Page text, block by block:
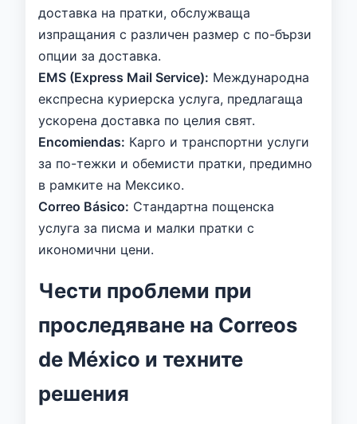
доставка на пратки, обслужваща
изпращания с различен размер с по-бързи
опции за доставка.
EMS (Express Mail Service): Международна
експресна куриерска услуга, предлагаща
ускорена доставка по целия свят.
Encomiendas: Карго и транспортни услуги
за по-тежки и обемисти пратки, предимно
в рамките на Мексико.
Correo Básico: Стандартна пощенска
услуга за писма и малки пратки с
икономични цени.
Чести проблеми при
проследяване на Correos
de México и техните
решения